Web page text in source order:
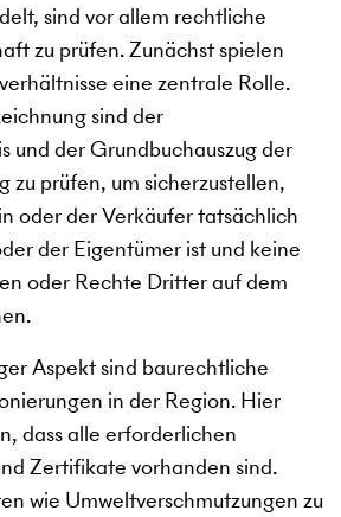
sind vor allem rechtliche
zu prüfen. Zunächst spielen
eine zentrale Rolle.
sind der
und der Grundbuchauszug der
zu prüfen, um sicherzustellen,
oder der Verkäufer tatsächlich
der Eigentümer ist und keine
oder Rechte Dritter auf dem
Aspekt sind baurechtliche
in der Region. Hier
dass alle erforderlichen
Zertifikate vorhanden sind.
wie Umweltverschmutzungen zu